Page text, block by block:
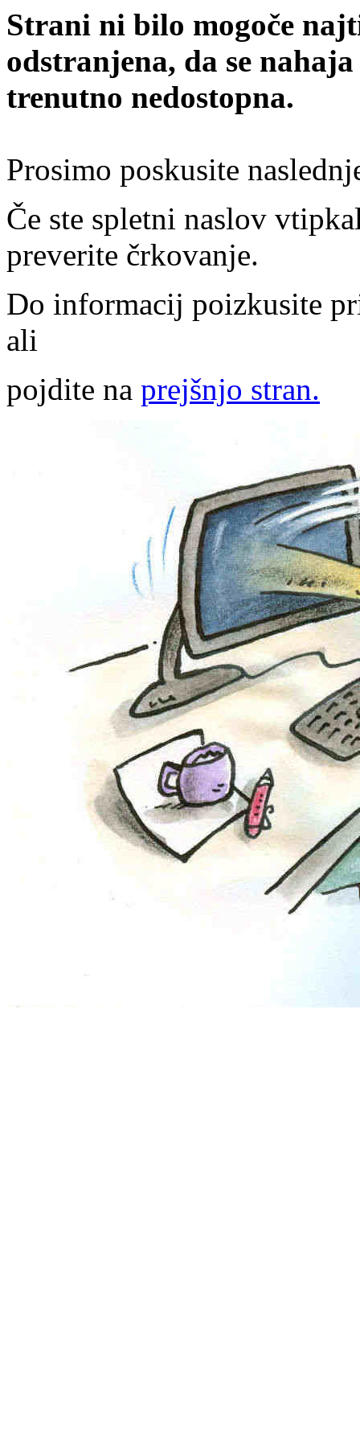
Strani ni bilo mogoče
odstranjena, da se
trenutno nedostopna.
Prosimo poskusite
Če ste spletni naslov
preverite črkovanje.
Do informacij poizkusite
ali
pojdite na prejšnjo stran.